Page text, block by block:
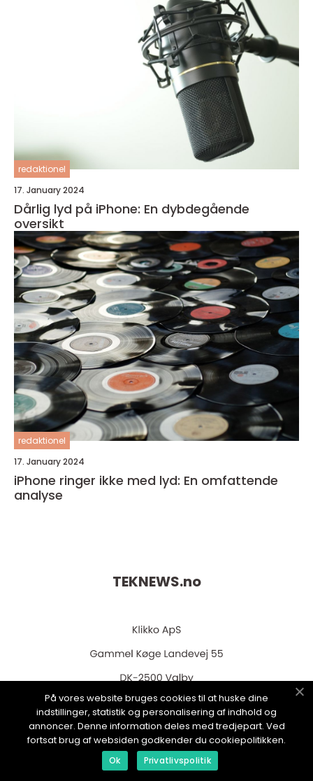
redaktionel
17. January 2024
Dårlig lyd på iPhone: En dybdegående
oversikt
redaktionel
17. January 2024
iPhone ringer ikke med lyd: En omfattende
analyse
TEKNEWS.no
web:www.klikko.dk
På vores website bruges cookies til at huske dine
indstillinger, statistik og personalisering af indhold og
annoncer. Denne information deles med tredjepart. Ved
fortsat brug af websiden godkender du cookiepolitikken.
Ok Privatlivspolitik